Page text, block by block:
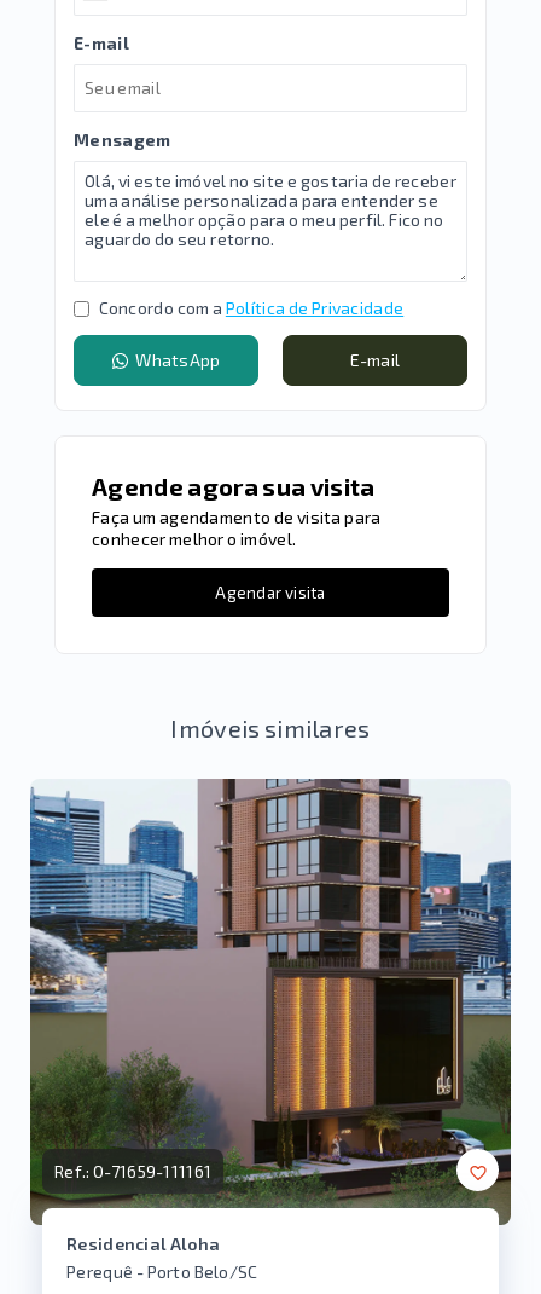
E-mail
Mensagem
Concordo com a Política de Privacidade
WhatsApp E-mail
Agende agora sua visita
Faça um agendamento de visita para
conhecer melhor o imóvel.
Agendar visita
Imóveis similares
Ref.:O-71659-111161
Residencial Aloha
Perequê - Porto Belo/SC